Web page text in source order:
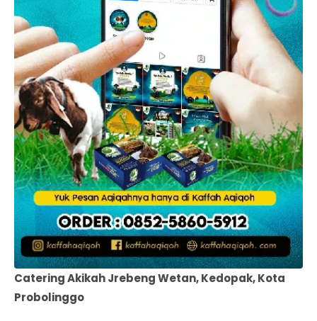
Catering Akikah Jrebeng Wetan, Kedopak, Kota
Probolinggo